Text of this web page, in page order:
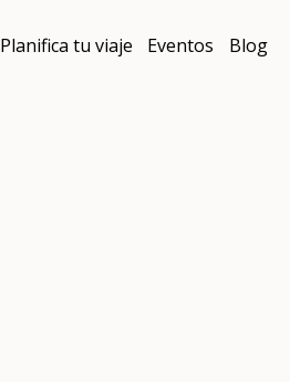
Planifica tu viaje Eventos Blog